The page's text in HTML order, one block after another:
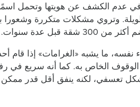
في عدم الكشف عن هويتها وتحمل
وتروي مشكلات متكررة وشعورا
قبل عدة سنوات.
نفسه، ما يشبه «الغرامات» إذا قام
الخاص به. كما أنه سريع في
تعسفي، لكنه ينفق أقل قدر ممكن